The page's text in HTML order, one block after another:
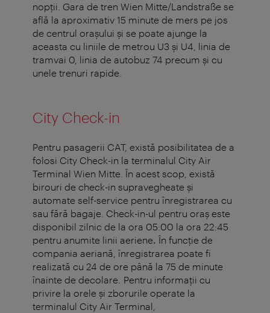
nopții. Gara de tren Wien Mitte/Landstraße se
află la aproximativ 15 minute de mers pe jos
de centrul orașului și se poate ajunge la
aceasta cu liniile de metrou U3 și U4, linia de
tramvai 0, linia de autobuz 74 precum și cu
unele trenuri rapide.
City Check-in
Pentru pasagerii CAT, există posibilitatea de a
folosi City Check-in la terminalul City Air
Terminal Wien Mitte. În acest scop, există
birouri de check-in supravegheate și
automate self-service pentru înregistrarea cu
sau fără bagaje. Check-in-ul pentru oraș este
disponibil zilnic de la ora 05:00 la ora 22:45
pentru anumite linii aeriene. În funcție de
compania aeriană, înregistrarea poate fi
realizată cu 24 de ore până la 75 de minute
înainte de decolare. Pentru informaţii cu
privire la orele şi zborurile operate la
terminalul City Air Terminal,